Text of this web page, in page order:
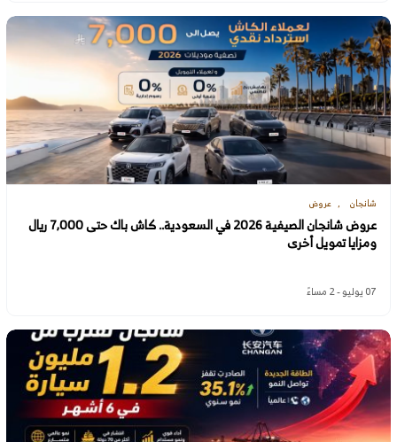
شانجان عروض
عروض شانجان الصيفية 2026 في السعودية.. كاش باك حتى 7,000 ريال
ومزايا تمويل أخرى
07 يوليو - 2 مساءً